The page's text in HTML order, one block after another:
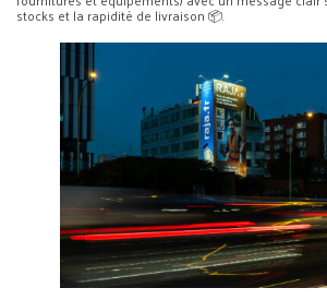
stocks et la rapidité de livraison 📦.